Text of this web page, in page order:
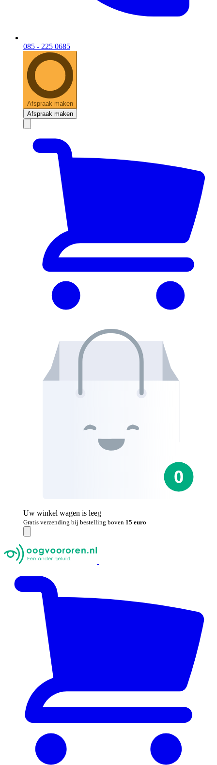
085 - 225 0685
Afspraak maken
Afspraak maken
Uw winkel wagen is leeg
Gratis verzending bij bestelling boven 15 euro